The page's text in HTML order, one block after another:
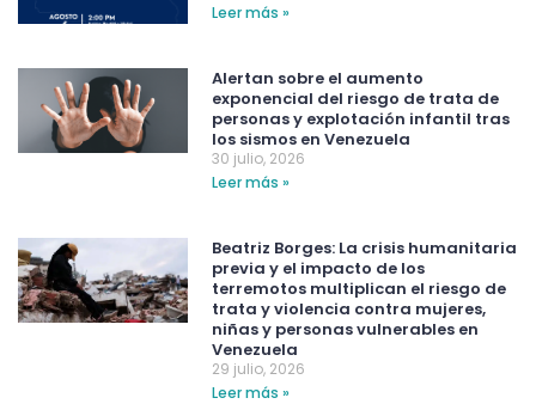
Leer más »
Alertan sobre el aumento
exponencial del riesgo de trata de
personas y explotación infantil tras
los sismos en Venezuela
30 julio, 2026
Leer más »
Beatriz Borges: La crisis humanitaria
previa y el impacto de los
terremotos multiplican el riesgo de
trata y violencia contra mujeres,
niñas y personas vulnerables en
Venezuela
29 julio, 2026
Leer más »